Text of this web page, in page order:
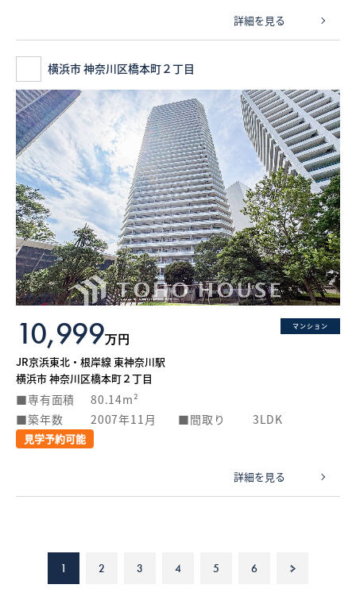
詳細を見る
横浜市 神奈川区橋本町２丁目
マンション
10,999万円
JR京浜東北・根岸線 東神奈川駅
横浜市 神奈川区橋本町２丁目
専有面積
80.14m²
築年数
2007年11月 間取り 3LDK
見学予約可能
詳細を見る
1 2 3 4 5 6 >